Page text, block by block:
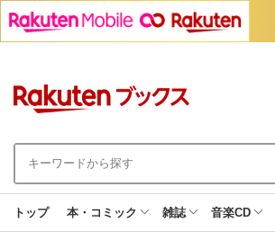
トップ 本・コミック 雑誌 音楽CD